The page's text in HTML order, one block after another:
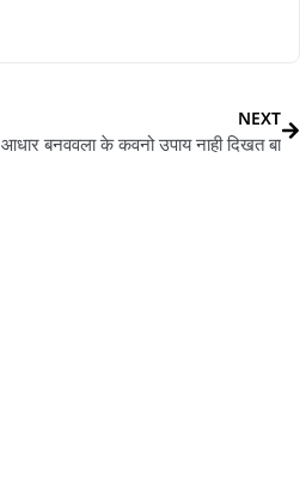
NEXT
आधार बनववला के कवनो उपाय नाही दिखत बा